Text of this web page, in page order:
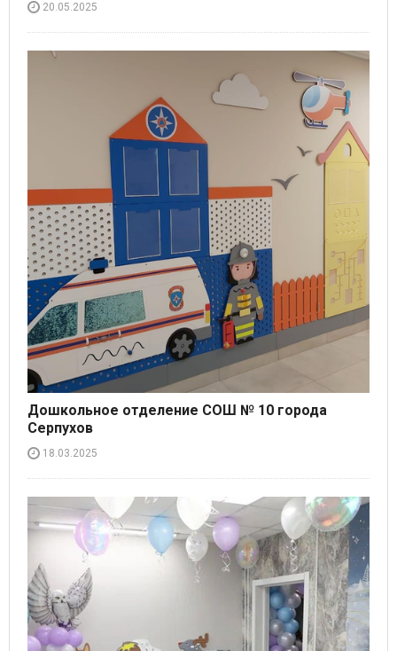
20.05.2025
Дошкольное отделение СОШ № 10 города
Серпухов
18.03.2025